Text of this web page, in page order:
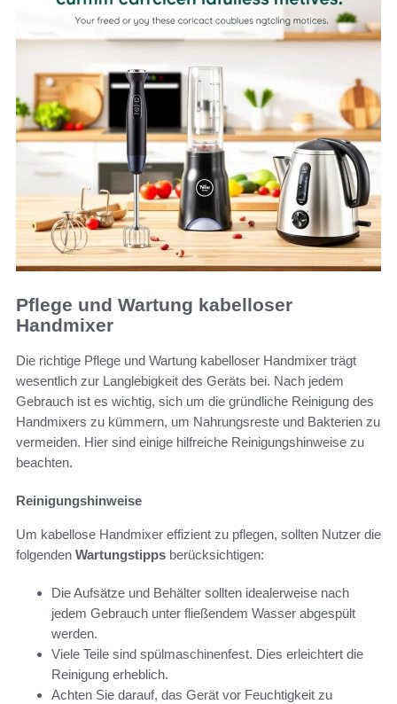
Pflege und Wartung kabelloser
Handmixer
Die richtige Pflege und Wartung kabelloser Handmixer trägt
wesentlich zur Langlebigkeit des Geräts bei. Nach jedem
Gebrauch ist es wichtig, sich um die gründliche Reinigung des
Handmixers zu kümmern, um Nahrungsreste und Bakterien zu
vermeiden. Hier sind einige hilfreiche Reinigungshinweise zu
beachten.
Reinigungshinweise
Um kabellose Handmixer effizient zu pflegen, sollten Nutzer die
folgenden Wartungstipps berücksichtigen:
Die Aufsätze und Behälter sollten idealerweise nach
jedem Gebrauch unter fließendem Wasser abgespült
werden.
Viele Teile sind spülmaschinenfest. Dies erleichtert die
Reinigung erheblich.
Achten Sie darauf, das Gerät vor Feuchtigkeit zu